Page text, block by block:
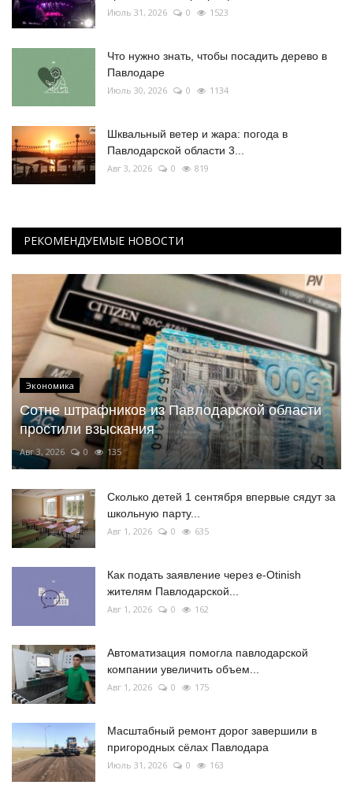
Июль 31, 2026 0 1523
Что нужно знать, чтобы посадить дерево в
Павлодаре
Июль 30, 2026 0 1134
Шквальный ветер и жара: погода в
Павлодарской области 3...
Авг 3, 2026 0 819
РЕКОМЕНДУЕМЫЕ НОВОСТИ
Экономика
Сотне штрафников из Павлодарской области
простили взыскания
Авг 3, 2026 0 135
Сколько детей 1 сентября впервые сядут за
школьную парту...
Авг 1, 2026 0 635
Как подать заявление через e-Otinish
жителям Павлодарской...
Авг 1, 2026 0 162
Автоматизация помогла павлодарской
компании увеличить объем...
Авг 1, 2026 0 175
Масштабный ремонт дорог завершили в
пригородных сёлах Павлодара
Июль 31, 2026 0 163